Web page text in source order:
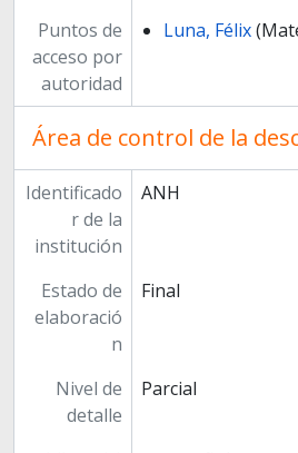
Puntos de
acceso por
autoridad
Luna, Félix
Área de control de la
Identificado
r de la
institución
ANH
Estado de
elaboració
n
Final
Nivel de
detalle
Parcial